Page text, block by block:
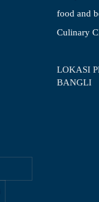
food and
Culinary
LOKASI
BANGLI